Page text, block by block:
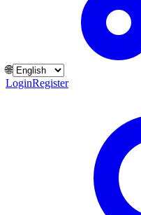
🌐
LoginRegister